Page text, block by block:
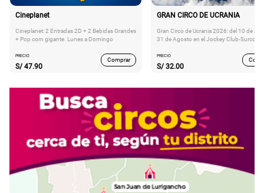
Cineplanet
Cineplanet: 2 Entradas 2D + 2 Bebidas Grandes
+ Pop corn gigante. Lunes a Domingo
PRECIO
S/ 47.90
Comprar
GRAN CIRCO DE UCRANIA
Gran Circo de Ucrania 2026: del 10 de
31 de Agosto en el Jockey Club-Surco
PRECIO
S/ 32.00